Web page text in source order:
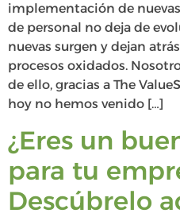
implementación de
de personal no deja de
nuevas surgen y dejan
procesos oxidados.
de ello, gracias a The
hoy no hemos venido […]
¿Eres un
para tu
Descúbrelo